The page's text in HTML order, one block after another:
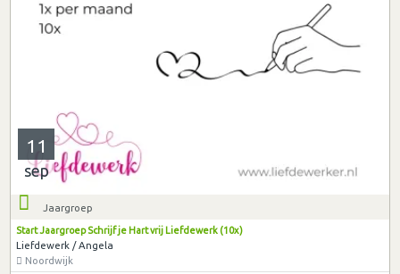
11
sep
Jaargroep
Start Jaargroep Schrijf je Hart vrij Liefdewerk (10x)
Liefdewerk / Angela
Noordwijk